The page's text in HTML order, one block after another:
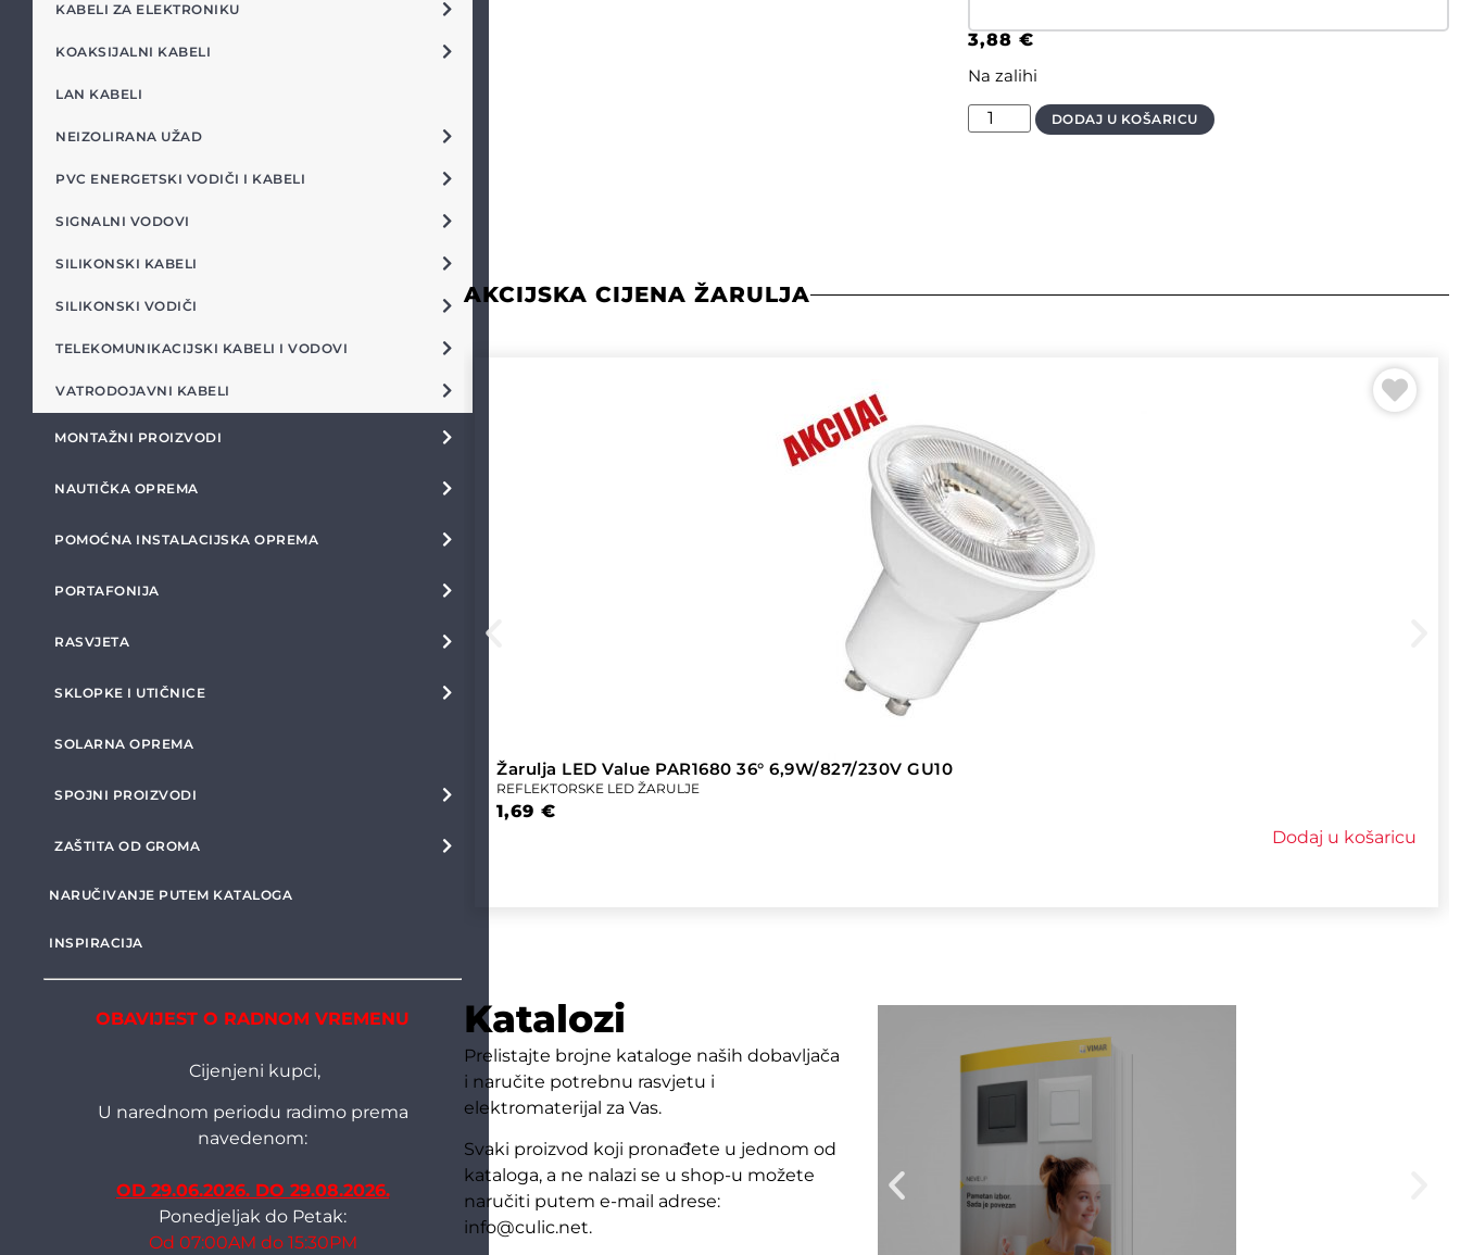
KABELI ZA ELEKTRONIKU
KOAKSIJALNI KABELI
LAN KABELI
NEIZOLIRANA UŽAD
PVC ENERGETSKI VODIČI I KABELI
SIGNALNI VODOVI
SILIKONSKI KABELI
SILIKONSKI VODIČI
TELEKOMUNIKACIJSKI KABELI I VODOVI
VATRODOJAVNI KABELI
MONTAŽNI PROIZVODI
NAUTIČKA OPREMA
POMOĆNA INSTALACIJSKA OPREMA
PORTAFONIJA
RASVJETA
SKLOPKE I UTIČNICE
SOLARNA OPREMA
SPOJNI PROIZVODI
ZAŠTITA OD GROMA
NARUČIVANJE PUTEM KATALOGA
INSPIRACIJA
OBAVIJEST O RADNOM VREMENU
Cijenjeni kupci,
U narednom periodu radimo prema
navedenom:
OD 29.06.2026. DO 29.08.2026.
Ponedjeljak do Petak:
Od 07:00AM do 15:30PM
3,88 €
Na zalihi
DODAJ U KOŠARICU
AKCIJSKA CIJENA ŽARULJA
Žarulja LED Value PAR1680 36° 6,9W/827/230V GU10
REFLEKTORSKE LED ŽARULJE
1,69€
Dodaj u košaricu
Katalozi
Prelistajte brojne kataloge naših dobavljača
i naručite potrebnu rasvjetu i
elektromaterijal za Vas.
Svaki proizvod koji pronađete u jednom od
kataloga, a ne nalazi se u shop-u možete
naručiti putem e-mail adrese:
info@culic.net.